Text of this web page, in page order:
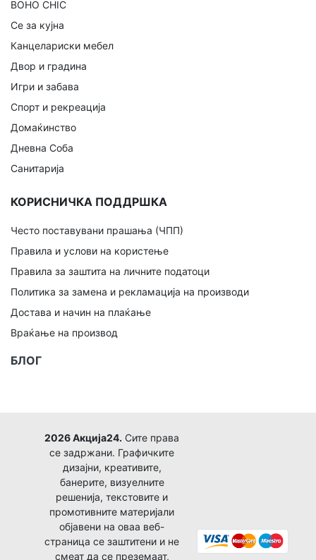
BOHO CHIC
Се за кујна
Канцелариски мебел
Двор и градина
Игри и забава
Спорт и рекреација
Домаќинство
Дневна Соба
Санитарија
КОРИСНИЧКА ПОДДРШКА
Често поставувани прашања (ЧПП)
Правила и услови на користење
Правила за заштита на личните податоци
Политика за замена и рекламација на производи
Достава и начин на плаќање
Враќање на производ
БЛОГ
2026 Акција24. Сите права
се задржани. Графичките
дизајни, креативите,
банерите, визуелните
решенија, текстовите и
промотивните материјали
објавени на оваа веб-
страница се заштитени и не
смеат да се преземаат,